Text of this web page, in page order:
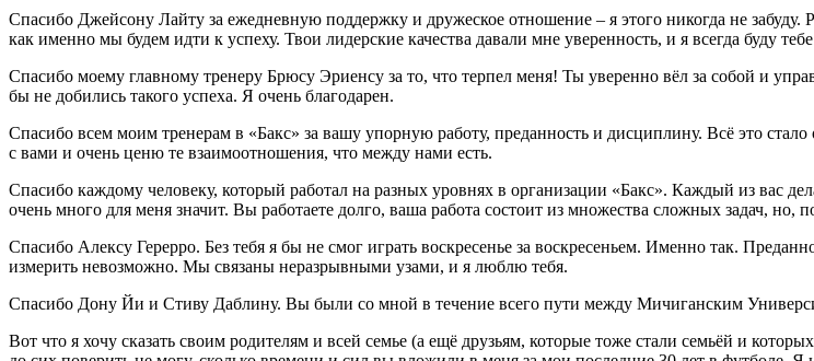
Спасибо Джейсону Лайту за ежедневную поддержку и дружеское отношение – я этого никогда не
как именно мы будем идти к успеху. Твои лидерские качества давали мне уверенность, и я всегда буду
Спасибо моему главному тренеру Брюсу Эриенсу за то, что терпел меня! Ты уверенно вёл за собой и
бы не добились такого успеха. Я очень благодарен.
Спасибо всем моим тренерам в «Бакс» за вашу упорную работу, преданность и дисциплину. Всё это
с вами и очень ценю те взаимоотношения, что между нами есть.
Спасибо каждому человеку, который работал на разных уровнях в организации «Бакс». Каждый из вас
очень много для меня значит. Вы работаете долго, ваша работа состоит из множества сложных задач,
Спасибо Алексу Герерро. Без тебя я бы не смог играть воскресенье за воскресеньем. Именно так.
измерить невозможно. Мы связаны неразрывными узами, и я люблю тебя.
Спасибо Дону Йи и Стиву Даблину. Вы были со мной в течение всего пути между Мичиганским
Вот что я хочу сказать своим родителям и всей семье (а ещё друзьям, которые тоже стали семьёй и